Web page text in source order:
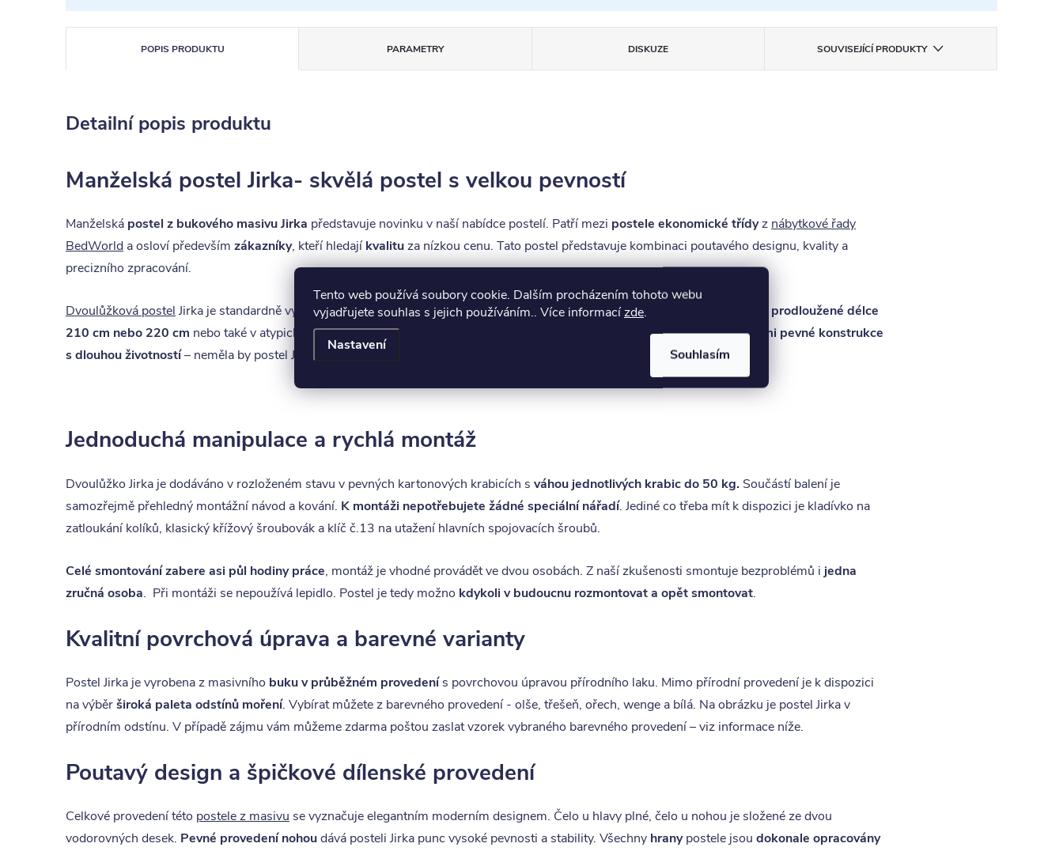
Tento web používá soubory cookie. Dalším procházením tohoto webu
vyjadřujete souhlas s jejich používáním.. Více informacízde.
Nastavení
Souhlasím
POPIS PRODUKTU DISKUZE SOUVISEJÍCÍ PRODUKTY
PARAMETRY
Detailní popis produktu
Manželská postel Jirka- skvělá postel s velkou pevností
Manželská postel z bukového masivu Jirka představuje novinku v naší nabídce postelí. Patří mezi postele ekonomické třídyz nábytkové řady
BedWorld a osloví především zákazníky, kteří hledajíkvalituza nízkou cenu. Tato postel představuje kombinaci poutavého designu, kvality a
precizního zpracování.
Dvoulůžková postel Jirka je standardně vyráběná ve dvou základních provedeních160x200 a 180x200 cm
prodloužené délce
210 cm nebo 220 cm nebo také v atypické šířce ( cenu zakázkového provedení sdělíme na dotaz ). Pokud hledáte postel zvelmi pevné konstrukce
s dlouhou životností– neměla by postel Jirka ve vaší ložnici určitě chybět.
Jednoduchá manipulace a rychlá montáž
Dvoulůžko Jirka je dodáváno v rozloženém stavu v pevných kartonových krabicích s váhou jednotlivých krabic do 50 kg. Součástí balení je
samozřejmě přehledný montážní návod a kování. K montáži nepotřebujete žádné speciální nářadí. Jediné co třeba mít k dispozici je kladívko na
zatloukání kolíků, klasický křížový šroubovák a klíč č.13 na utažení hlavních spojovacích šroubů.
Celé smontování zabere asi půl hodiny práce, montáž je vhodné provádět ve dvou osobách. Z naší zkušenosti smontuje bezproblémů i jedna
zručná osoba. Při montáži se nepoužívá lepidlo. Postel je tedy možno kdykoli v budoucnu rozmontovat a opět smontovat.
Kvalitní povrchová úprava a barevné varianty
Postel Jirka je vyrobena z masivního buku v průběžném provedenís povrchovou úpravou přírodního laku. Mimo přírodní provedení je k dispozici
na výběrširoká paleta odstínů moření. Vybírat můžete z barevného provedení - olše, třešeň, ořech, wenge a bílá. Na obrázku je postel Jirka v
přírodním odstínu. V případě zájmu vám můžeme zdarma poštou zaslat vzorek vybraného barevného provedení – viz informace níže.
Poutavý design a špičkové dílenské provedení
Celkové provedení této postele z masivu se vyznačuje elegantním moderním designem. Čelo u hlavy plné, čelo u nohou je složené ze dvou
vodorovných desek. Pevné provedení nohoudává posteli Jirka punc vysoké pevnosti a stability. Všechny hranypostele jsou dokonale opracovány